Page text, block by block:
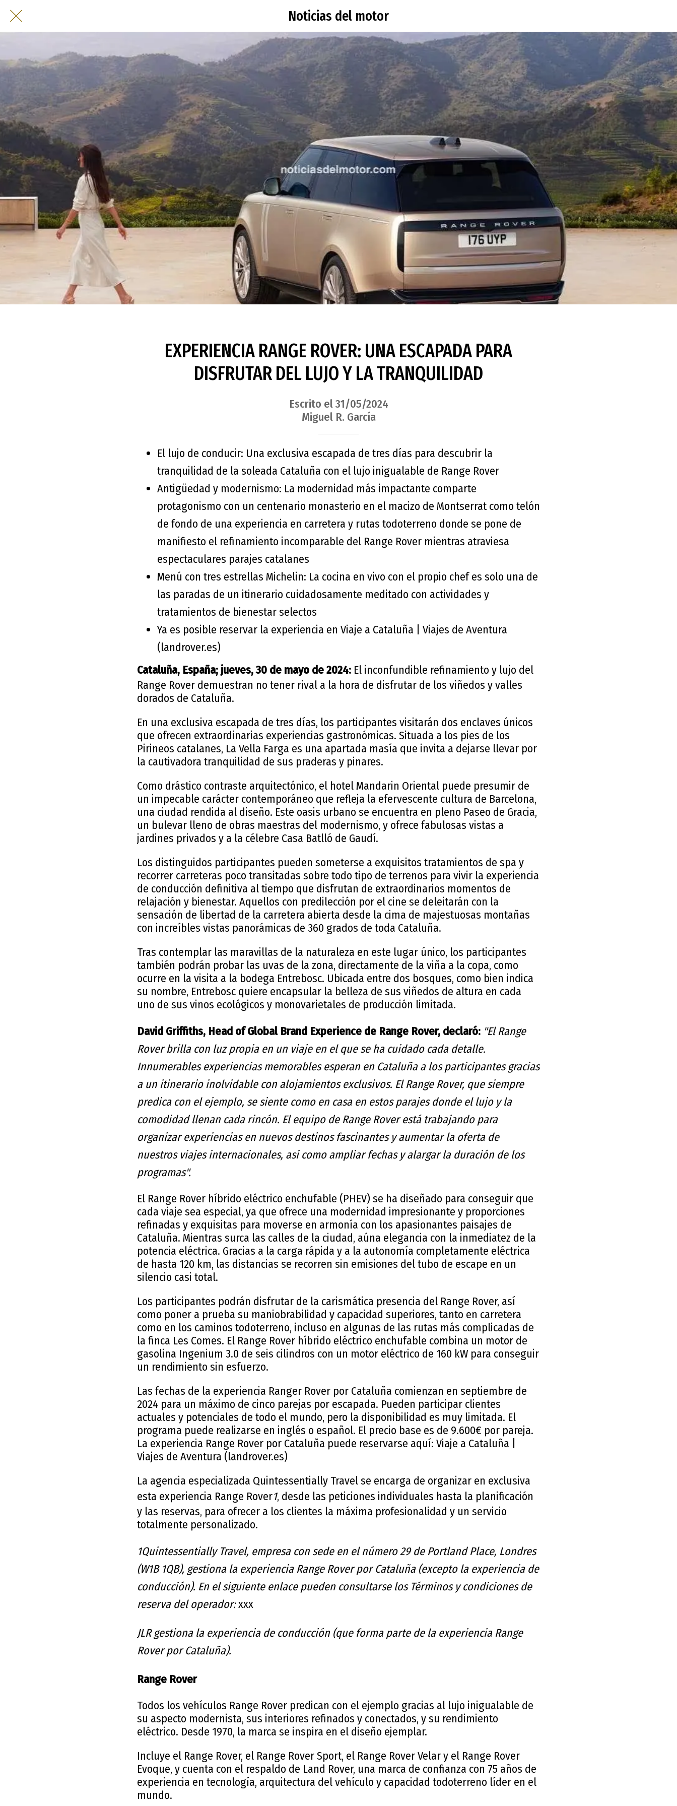
Noticias del motor
EXPERIENCIA RANGE ROVER: UNA ESCAPADA PARA
DISFRUTAR DEL LUJO Y LA TRANQUILIDAD
Escrito el 31/05/2024
Miguel R. García
El lujo de conducir: Una exclusiva escapada de tres días para descubrir la
tranquilidad de la soleada Cataluña con el lujo inigualable de Range Rover
Antigüedad y modernismo: La modernidad más impactante comparte
protagonismo con un centenario monasterio en el macizo de Montserrat como telón
de fondo de una experiencia en carretera y rutas todoterreno donde se pone de
manifiesto el refinamiento incomparable del Range Rover mientras atraviesa
espectaculares parajes catalanes
Menú con tres estrellas Michelin: La cocina en vivo con el propio chef es solo una de
las paradas de un itinerario cuidadosamente meditado con actividades y
tratamientos de bienestar selectos
Ya es posible reservar la experiencia en Viaje a Cataluña | Viajes de Aventura
(landrover.es)
Cataluña, España; jueves, 30 de mayo de 2024: El inconfundible refinamiento y lujo del
Range Rover demuestran no tener rival a la hora de disfrutar de los viñedos y valles
dorados de Cataluña.
En una exclusiva escapada de tres días, los participantes visitarán dos enclaves únicos
que ofrecen extraordinarias experiencias gastronómicas. Situada a los pies de los
Pirineos catalanes, La Vella Farga es una apartada masía que invita a dejarse llevar por
la cautivadora tranquilidad de sus praderas y pinares.
Como drástico contraste arquitectónico, el hotel Mandarin Oriental puede presumir de
un impecable carácter contemporáneo que refleja la efervescente cultura de Barcelona,
una ciudad rendida al diseño. Este oasis urbano se encuentra en pleno Paseo de Gracia,
un bulevar lleno de obras maestras del modernismo, y ofrece fabulosas vistas a
jardines privados y a la célebre Casa Batlló de Gaudí.
Los distinguidos participantes pueden someterse a exquisitos tratamientos de spa y
recorrer carreteras poco transitadas sobre todo tipo de terrenos para vivir la experiencia
de conducción definitiva al tiempo que disfrutan de extraordinarios momentos de
relajación y bienestar. Aquellos con predilección por el cine se deleitarán con la
sensación de libertad de la carretera abierta desde la cima de majestuosas montañas
con increíbles vistas panorámicas de 360 grados de toda Cataluña.
Tras contemplar las maravillas de la naturaleza en este lugar único, los participantes
también podrán probar las uvas de la zona, directamente de la viña a la copa, como
ocurre en la visita a la bodega Entrebosc. Ubicada entre dos bosques, como bien indica
su nombre, Entrebosc quiere encapsular la belleza de sus viñedos de altura en cada
uno de sus vinos ecológicos y monovarietales de producción limitada.
David Griffiths, Head of Global Brand Experience de Range Rover, declaró: "El Range
Rover brilla con luz propia en un viaje en el que se ha cuidado cada detalle.
Innumerables experiencias memorables esperan en Cataluña a los participantes gracias
a un itinerario inolvidable con alojamientos exclusivos. El Range Rover, que siempre
predica con el ejemplo, se siente como en casa en estos parajes donde el lujo y la
comodidad llenan cada rincón. El equipo de Range Rover está trabajando para
organizar experiencias en nuevos destinos fascinantes y aumentar la oferta de
nuestros viajes internacionales, así como ampliar fechas y alargar la duración de los
programas".
El Range Rover híbrido eléctrico enchufable (PHEV) se ha diseñado para conseguir que
cada viaje sea especial, ya que ofrece una modernidad impresionante y proporciones
refinadas y exquisitas para moverse en armonía con los apasionantes paisajes de
Cataluña. Mientras surca las calles de la ciudad, aúna elegancia con la inmediatez de la
potencia eléctrica. Gracias a la carga rápida y a la autonomía completamente eléctrica
de hasta 120 km, las distancias se recorren sin emisiones del tubo de escape en un
silencio casi total.
Los participantes podrán disfrutar de la carismática presencia del Range Rover, así
como poner a prueba su maniobrabilidad y capacidad superiores, tanto en carretera
como en los caminos todoterreno, incluso en algunas de las rutas más complicadas de
la finca Les Comes. El Range Rover híbrido eléctrico enchufable combina un motor de
gasolina Ingenium 3.0 de seis cilindros con un motor eléctrico de 160 kW para conseguir
un rendimiento sin esfuerzo.
Las fechas de la experiencia Ranger Rover por Cataluña comienzan en septiembre de
2024 para un máximo de cinco parejas por escapada. Pueden participar clientes
actuales y potenciales de todo el mundo, pero la disponibilidad es muy limitada. El
programa puede realizarse en inglés o español. El precio base es de 9.600€ por pareja.
La experiencia Range Rover por Cataluña puede reservarse aquí: Viaje a Cataluña |
Viajes de Aventura (landrover.es)
La agencia especializada Quintessentially Travel se encarga de organizar en exclusiva
esta experiencia Range Rover1, desde las peticiones individuales hasta la planificación
y las reservas, para ofrecer a los clientes la máxima profesionalidad y un servicio
totalmente personalizado.
1Quintessentially Travel, empresa con sede en el número 29 de Portland Place, Londres
(W1B 1QB), gestiona la experiencia Range Rover por Cataluña (excepto la experiencia de
conducción). En el siguiente enlace pueden consultarse los Términos y condiciones de
reserva del operador:xxx
JLR gestiona la experiencia de conducción (que forma parte de la experiencia Range
Rover por Cataluña).
Range Rover
Todos los vehículos Range Rover predican con el ejemplo gracias al lujo inigualable de
su aspecto modernista, sus interiores refinados y conectados, y su rendimiento
eléctrico. Desde 1970, la marca se inspira en el diseño ejemplar.
Incluye el Range Rover, el Range Rover Sport, el Range Rover Velar y el Range Rover
Evoque, y cuenta con el respaldo de Land Rover, una marca de confianza con 75 años de
experiencia en tecnología, arquitectura del vehículo y capacidad todoterreno líder en el
mundo.